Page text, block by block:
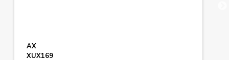
AX
XUX169